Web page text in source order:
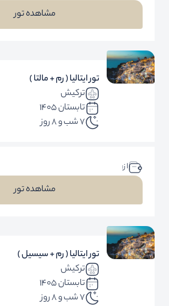
مشاهده تور
تور ایتالیا ( رم + مالتا )
ترکیش
تابستان 1405
7 شب و 8 روز
ا ز:
مشاهده تور
تور ایتالیا ( رم + سیسیل )
ترکیش
تابستان 1405
7 شب و 8 روز